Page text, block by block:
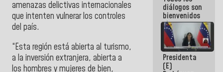
amenazas delictivas internacionales
que intenten vulnerar los controles
del país.
“Esta región está abierta al turismo,
a la inversión extranjera, abierta a
los hombres y mujeres de bien,
para el
diálogo
diálogos son
bienvenidos
siempre que
estén en el
marco de la
Constitución
de la
República
Presidenta
(E)